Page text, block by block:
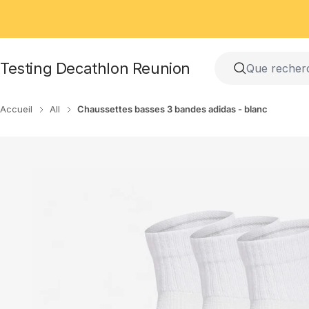
contenu
Testing Decathlon Reunion
Accueil All Chaussettes basses 3 bandes adidas - blanc